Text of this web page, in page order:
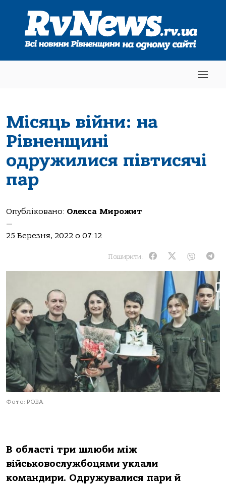
Місяць війни: на
Рівненщині
одружилися півтисячі
пар
Опубліковано: Олекса Мирожит
—
25 Березня, 2022 о 07:12
Поширити:
Фото: РОВА
В області три шлюби між
військовослужбоцями уклали
командири. Одружувалися пари й